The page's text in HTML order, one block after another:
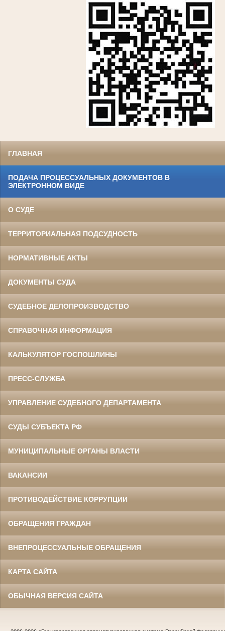
ГЛАВНАЯ
ПОДАЧА ПРОЦЕССУАЛЬНЫХ ДОКУМЕНТОВ В
ЭЛЕКТРОННОМ ВИДЕ
О СУДЕ
ТЕРРИТОРИАЛЬНАЯ ПОДСУДНОСТЬ
НОРМАТИВНЫЕ АКТЫ
ДОКУМЕНТЫ СУДА
СУДЕБНОЕ ДЕЛОПРОИЗВОДСТВО
СПРАВОЧНАЯ ИНФОРМАЦИЯ
КАЛЬКУЛЯТОР ГОСПОШЛИНЫ
ПРЕСС-СЛУЖБА
УПРАВЛЕНИЕ СУДЕБНОГО ДЕПАРТАМЕНТА
СУДЫ СУБЪЕКТА РФ
МУНИЦИПАЛЬНЫЕ ОРГАНЫ ВЛАСТИ
ВАКАНСИИ
ПРОТИВОДЕЙСТВИЕ КОРРУПЦИИ
ОБРАЩЕНИЯ ГРАЖДАН
ВНЕПРОЦЕССУАЛЬНЫЕ ОБРАЩЕНИЯ
КАРТА САЙТА
ОБЫЧНАЯ ВЕРСИЯ САЙТА